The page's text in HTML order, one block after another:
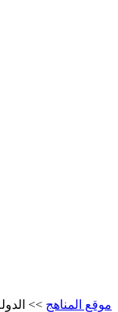
موقع المناهج >>